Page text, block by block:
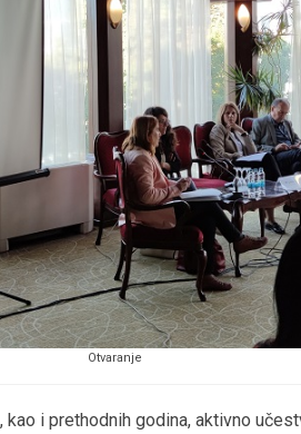
Otvaranje
i prethodnih godina, aktivno